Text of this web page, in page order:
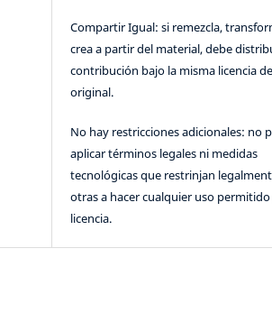
Compartir Igual: si remezcla,
crea a partir del material, debe
contribución bajo la misma licencia
original.
No hay restricciones adicionales: no
aplicar términos legales ni medidas
tecnológicas que restrinjan
otras a hacer cualquier uso
licencia.